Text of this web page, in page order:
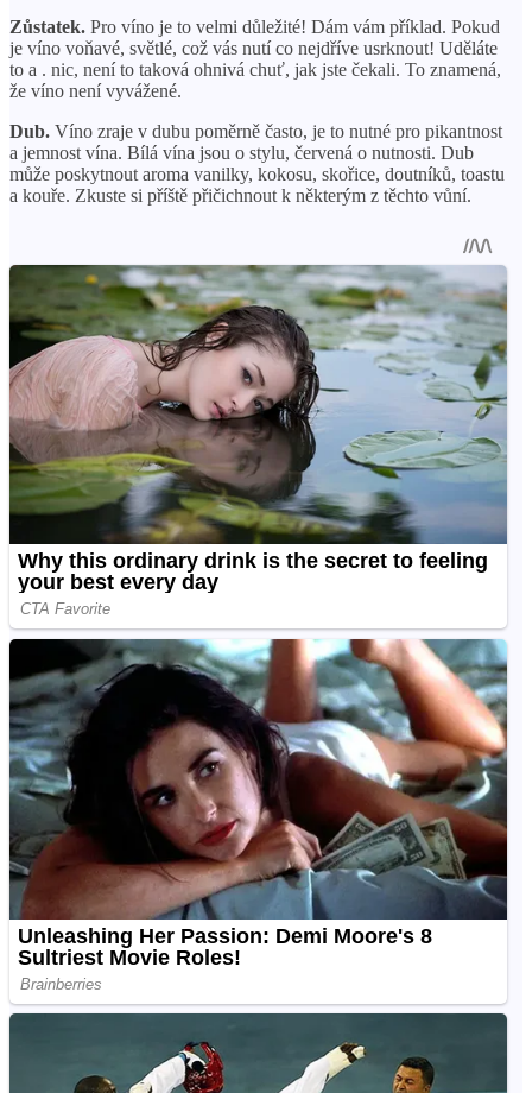
Zůstatek. Pro víno je to velmi důležité! Dám vám příklad. Pokud
je víno voňavé, světlé, což vás nutí co nejdříve usrknout! Uděláte
to a . nic, není to taková ohnivá chuť, jak jste čekali. To znamená,
že víno není vyvážené.
Dub. Víno zraje v dubu poměrně často, je to nutné pro pikantnost
a jemnost vína. Bílá vína jsou o stylu, červená o nutnosti. Dub
může poskytnout aroma vanilky, kokosu, skořice, doutníků, toastu
a kouře. Zkuste si příště přičichnout k některým z těchto vůní.